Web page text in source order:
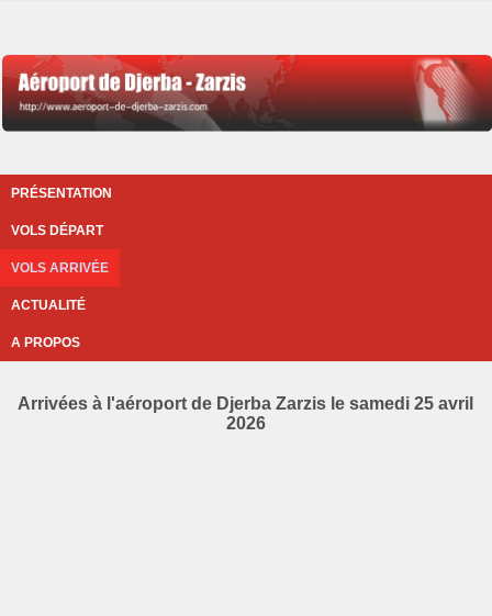
PRÉSENTATION
VOLS DÉPART
VOLS ARRIVÉE
ACTUALITÉ
A PROPOS
Arrivées à l'aéroport de Djerba Zarzis le samedi 25 avril
2026